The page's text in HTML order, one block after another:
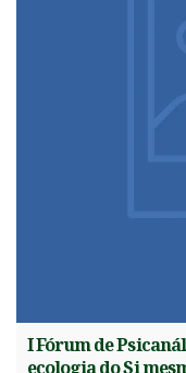
I Fórum de
ecologia do Si